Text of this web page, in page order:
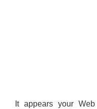
It appears your